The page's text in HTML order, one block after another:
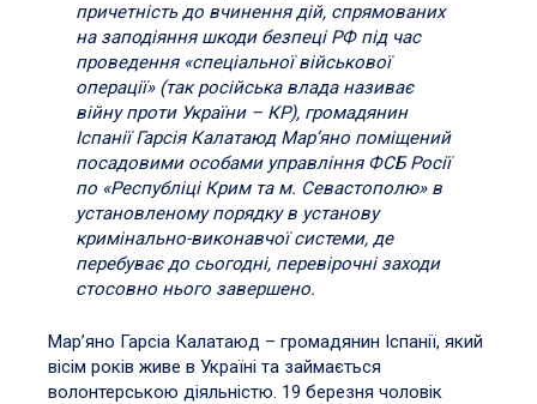
причетність до вчинення дій, спрямованих
на заподіяння шкоди безпеці РФ під час
проведення «спеціальної військової
операції» (так російська влада називає
війну проти України – КР), громадянин
Іспанії Гарсія Калатаюд Мар’яно поміщений
посадовими особами управління ФСБ Росії
по «Республіці Крим та м. Севастополю» в
установленому порядку в установу
кримінально-виконавчої системи, де
перебуває до сьогодні, перевірочні заходи
стосовно нього завершено.
Мар’яно Гарсіа Калатаюд – громадянин Іспанії, який
вісім років живе в Україні та займається
волонтерською діяльністю. 19 березня чоловік